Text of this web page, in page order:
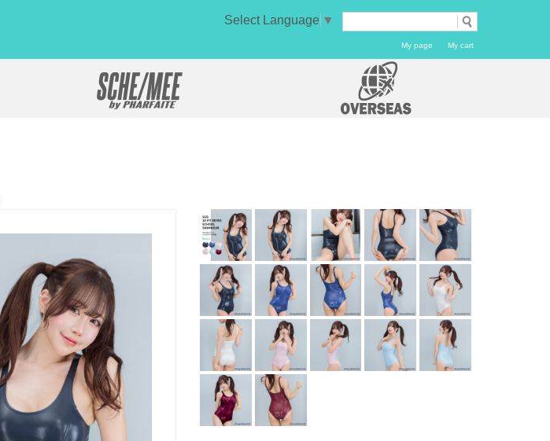
Select Language ▼
My page My cart